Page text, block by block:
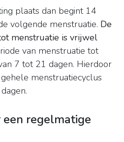
plaats dan begint 14
volgende menstruatie. De
menstruatie is vrijwel
van menstruatie tot
7 tot 21 dagen. Hierdoor
menstruatiecyclus
regelmatige